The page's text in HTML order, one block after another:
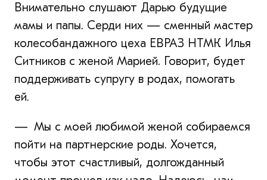
Внимательно слушают Дарью будущие
мамы и папы. Серди них — сменный мастер
колесобандажного цеха ЕВРАЗ НТМК Илья
Ситников с женой Марией. Говорит, будет
поддерживать супругу в родах, помогать
ей.
— Мы с моей любимой женой собираемся
пойти на партнерские роды. Хочется,
чтобы этот счастливый, долгожданный